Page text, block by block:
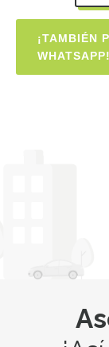
¡TAMBIÉN
WHATSAPP!